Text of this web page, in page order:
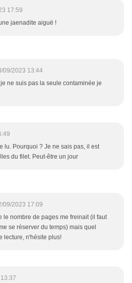
17:59
jaenadite aiguë !
09/2023 13:44
ne suis pas la seule contaminée je
lu. Pourquoi ? Je ne sais pas, il est
du filet. Peut-être un jour
09/2023 17:09
le nombre de pages me freinait (il faut
se réserver du temps) mais quel
lecture, n'hésite plus!